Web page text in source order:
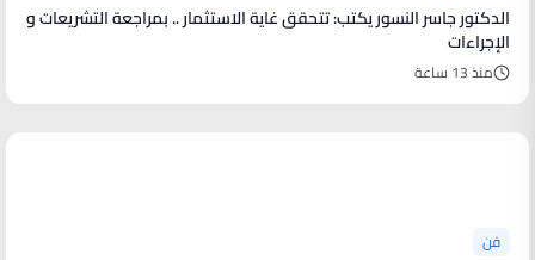
الدكتور جاسر النسور يكتب: تتحقق غاية الاستثمار .. بمراجعة التشريعات و
الإجراءات
منذ 13 ساعة
فن